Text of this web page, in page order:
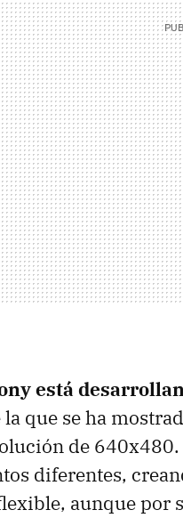
está
la que se ha
de
diferentes,
aunque